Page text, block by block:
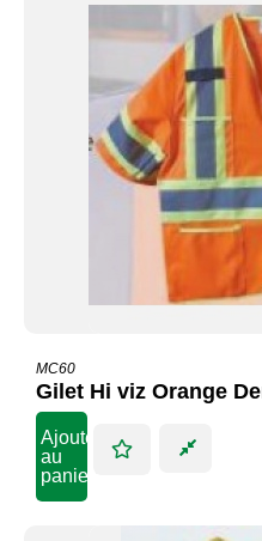
MC60
Gilet Hi viz Orange
Ajouter
au
panier